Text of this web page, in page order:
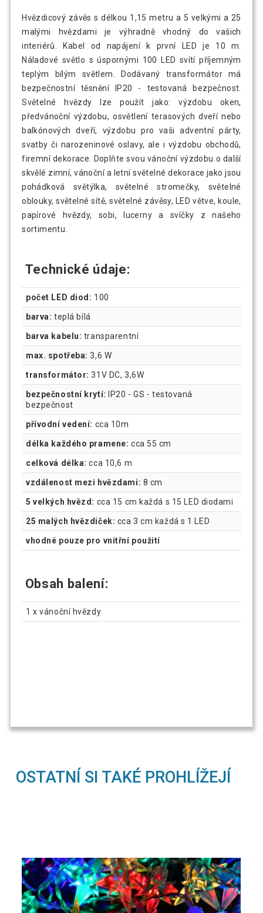
Hvězdicový závěs s délkou 1,15 metru a 5 velkými a 25
malými hvězdami je výhradně vhodný do vašich
interiérů. Kabel od napájení k první LED je 10 m.
Náladové světlo s úspornými 100 LED svítí příjemným
teplým bílým světlem. Dodávaný transformátor má
bezpečnostní těsnění IP20 - testovaná bezpečnost.
Světelné hvězdy lze použít jako: výzdobu oken,
předvánoční výzdobu, osvětlení terasových dveří nebo
balkónových dveří, výzdobu pro vaši adventní párty,
svatby či narozeninové oslavy, ale i výzdobu obchodů,
firemní dekorace. Doplňte svou vánoční výzdobu o další
skvělé zimní, vánoční a letní světelné dekorace jako jsou
pohádková světýlka, světelné stromečky, světelné
oblouky, světelné sítě, světelné závěsy, LED větve, koule,
papírové hvězdy, sobi, lucerny a svíčky z našeho
sortimentu.
Technické údaje:
počet LED diod: 100
barva: teplá bílá
barva kabelu: transparentní
max. spotřeba: 3,6 W
transformátor: 31V DC, 3,6W
bezpečnostní krytí:
IP20 - GS - testovaná
bezpečnost
přívodní vedení: cca 10m
délka každého pramene: cca 55 cm
celková délka: cca 10,6 m
vzdálenost mezi hvězdami: 8 cm
5 velkých hvězd: cca 15 cm každá s 15 LED diodami
25 malých hvězdiček: cca 3 cm každá s 1 LED
vhodné pouze pro vnitřní použití
Obsah balení:
1 x vánoční hvězdy
OSTATNÍ SI TAKÉ PROHLÍŽEJÍ